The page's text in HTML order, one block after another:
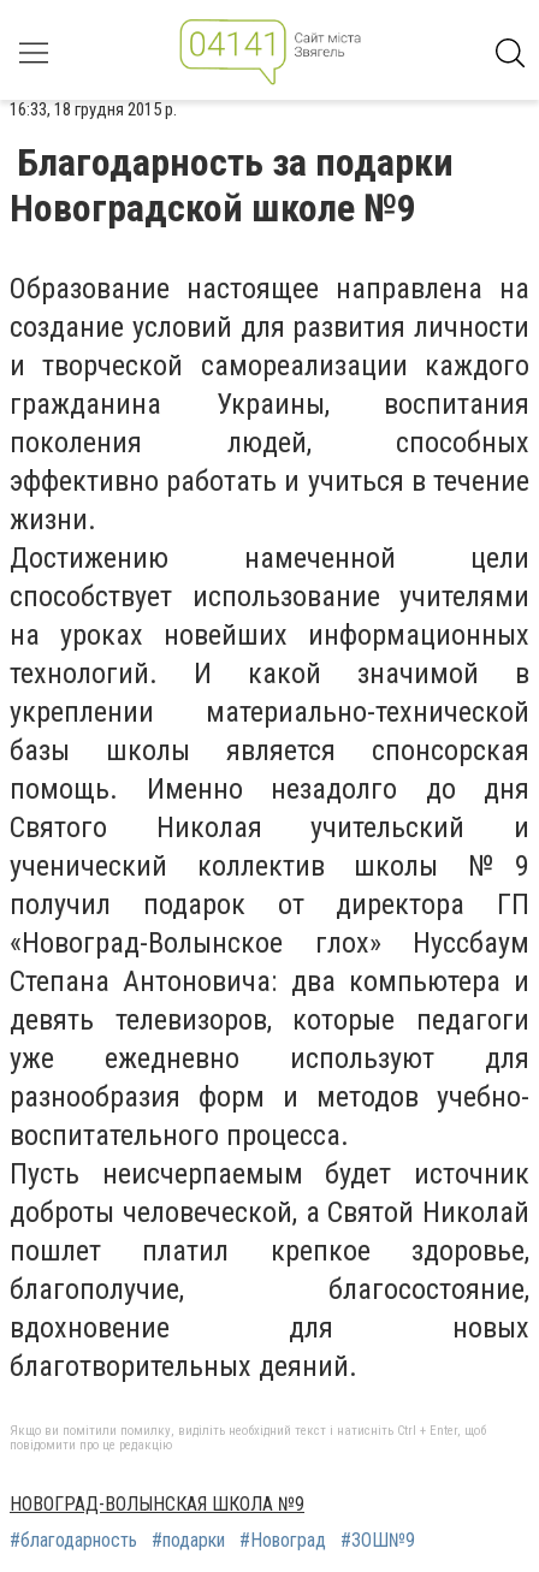
16:33, 18 грудня 2015 р.
Благодарность за подарки
Новоградской школе №9
Образование настоящее направлена на
создание условий для развития личности
и творческой самореализации каждого
гражданина Украины, воспитания
поколения людей, способных
эффективно работать и учиться в течение
жизни.
Достижению намеченной цели
способствует использование учителями
на уроках новейших информационных
технологий. И какой значимой в
укреплении материально-технической
базы школы является спонсорская
помощь. Именно незадолго до дня
Святого Николая учительский и
ученический коллектив школы №9
получил подарок от директора ГП
«Новоград-Волынское глох» Нуссбаум
Степана Антоновича: два компьютера и
девять телевизоров, которые педагоги
уже ежедневно используют для
разнообразия форм и методов учебно-
воспитательного процесса.
Пусть неисчерпаемым будет источник
доброты человеческой, а Святой Николай
пошлет платил крепкое здоровье,
благополучие, благосостояние,
вдохновение для новых
благотворительных деяний.
Якщо ви помітили помилку, виділіть необхідний текст і натисніть Ctrl + Enter, щоб
повідомити про це редакцію
НОВОГРАД-ВОЛЫНСКАЯ ШКОЛА №9
#благодарность
#подарки #Новоград #ЗОШ№9